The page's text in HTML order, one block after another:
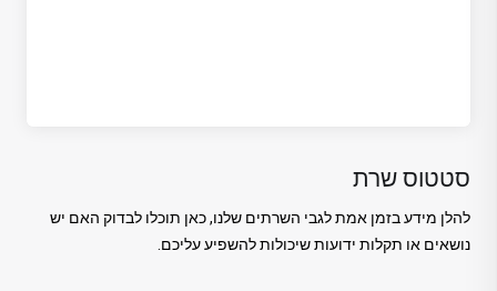
סטטוס שרת
להלן מידע בזמן אמת לגבי השרתים שלנו, כאן תוכלו לבדוק האם יש
נושאים או תקלות ידועות שיכולות להשפיע עליכם.